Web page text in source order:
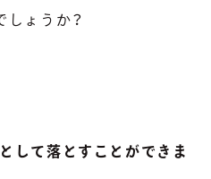
しょうか？
して落とすことができま